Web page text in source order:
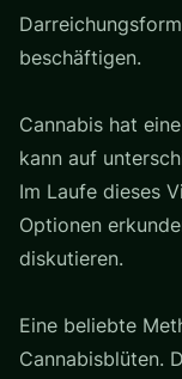
beschäftigen.
Cannabis hat
kann auf
Im Laufe dieses
Optionen
diskutieren.
Eine beliebte
Cannabisblüten.